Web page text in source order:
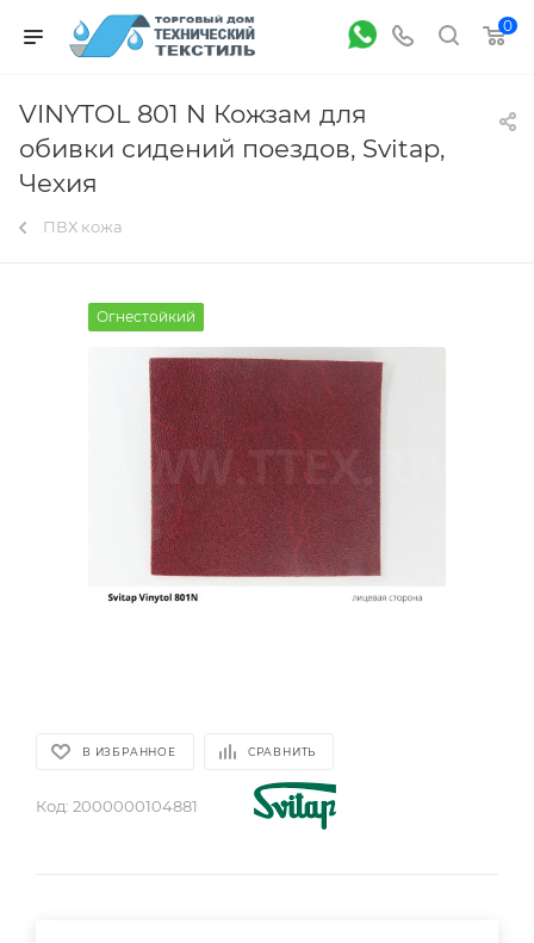
0
VINYTOL 801 N Кожзам для
обивки сидений поездов, Svitap,
Чехия
ПВХ кожа
Огнестойкий
В ИЗБРАННОЕ СРАВНИТЬ
Код: 2000000104881